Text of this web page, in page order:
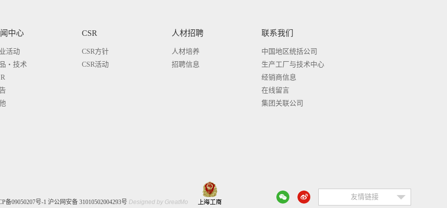
中心
活动
・技术
CSR
CSR方针
CSR活动
人材招聘
人材培养
招聘信息
联系我们
中国地区统括公司
生产工厂与技术中心
经销商信息
在线留言
集团关联公司
备09050207号-1 沪公网安备 31010502004293号 Designed by GreatMo
友情链接